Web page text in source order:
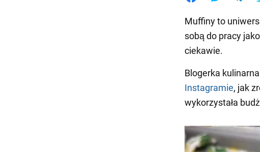
Muffiny to
sobą do pracy
ciekawie.
Blogerka
Instagramie, jak
wykorzystała